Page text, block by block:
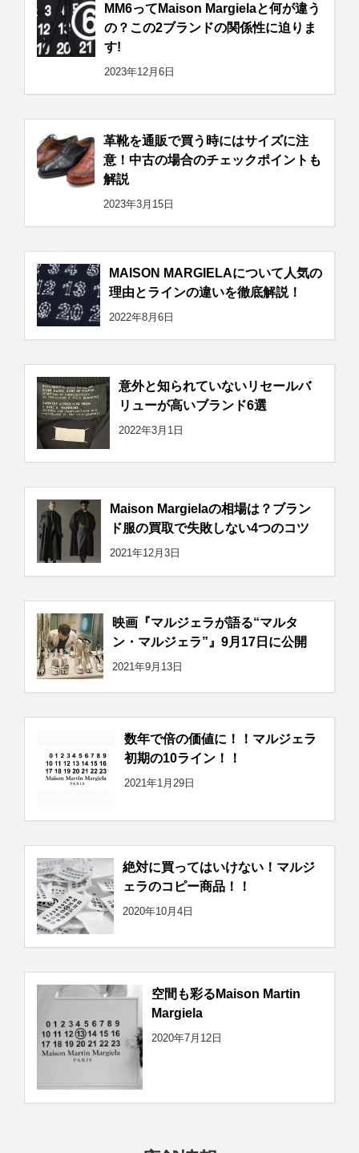
MM6ってMaison Margielaと何が違う
の？この2ブランドの関係性に迫りま
す!
2023年12月6日
革靴を通販で買う時にはサイズに注
意！中古の場合のチェックポイントも
解説
2023年3月15日
MAISON MARGIELAについて人気の
理由とラインの違いを徹底解説！
2022年8月6日
意外と知られていないリセールバ
リューが高いブランド6選
2022年3月1日
Maison Margielaの相場は？ブラン
ド服の買取で失敗しない4つのコツ
2021年12月3日
映画『マルジェラが語る“マルタ
ン・マルジェラ”』9月17日に公開
2021年9月13日
数年で倍の価値に！！マルジェラ
初期の10ライン！！
2021年1月29日
絶対に買ってはいけない！マルジ
ェラのコピー商品！！
2020年10月4日
空間も彩るMaison Martin
Margiela
2020年7月12日